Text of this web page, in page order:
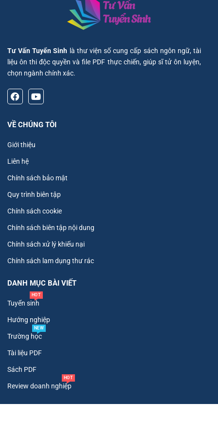
Tư Vấn Tuyển Sinh là thư viện số cung cấp sách ngôn ngữ, tài
liệu ôn thi độc quyền và file PDF thực chiến, giúp sĩ tử ôn luyện,
chọn ngành chính xác.
VỀ CHÚNG TÔI
Giới thiệu
Liên hệ
Chính sách bảo mật
Quy trình biên tập
Chính sách cookie
Chính sách biên tập nội dung
Chính sách xử lý khiếu nại
Chính sách lam dụng thư rác
DANH MỤC BÀI VIẾT
Tuyển sinh
HOT
Hướng nghiệp
Trường học
NEW
Tài liệu PDF
Sách PDF
Review doanh nghiệp
HOT